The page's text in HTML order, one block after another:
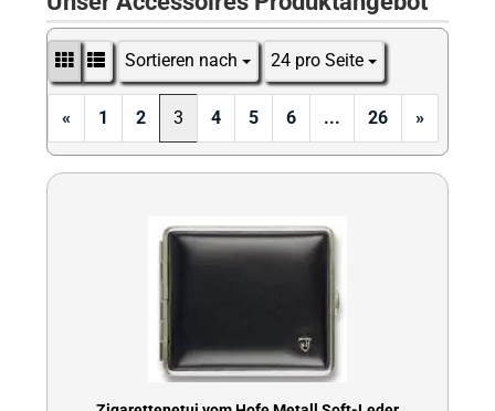
Sortieren nach
Sortieren nach 24 pro Seite
pro Seite
« 1 2 3 4 5 6 ... 26 »